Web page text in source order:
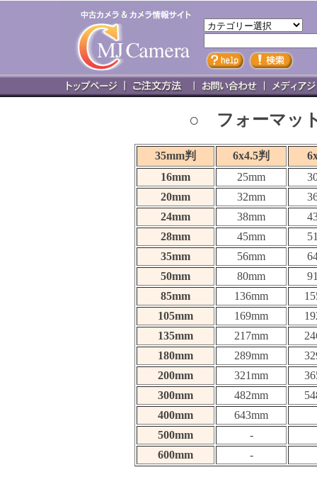
○ フォーマッ
35mm判 6x4.5判
16mm
25mm
20mm
32mm
24mm
38mm
28mm
45mm
35mm
56mm
50mm
80mm
85mm
136mm
105mm
169mm
135mm
217mm
180mm
289mm
200mm
321mm
300mm
482mm
400mm
643mm
500mm
-
600mm
-